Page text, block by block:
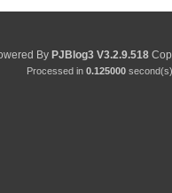
By PJBlog3 V3.2.9.518
Processed in 0.125000